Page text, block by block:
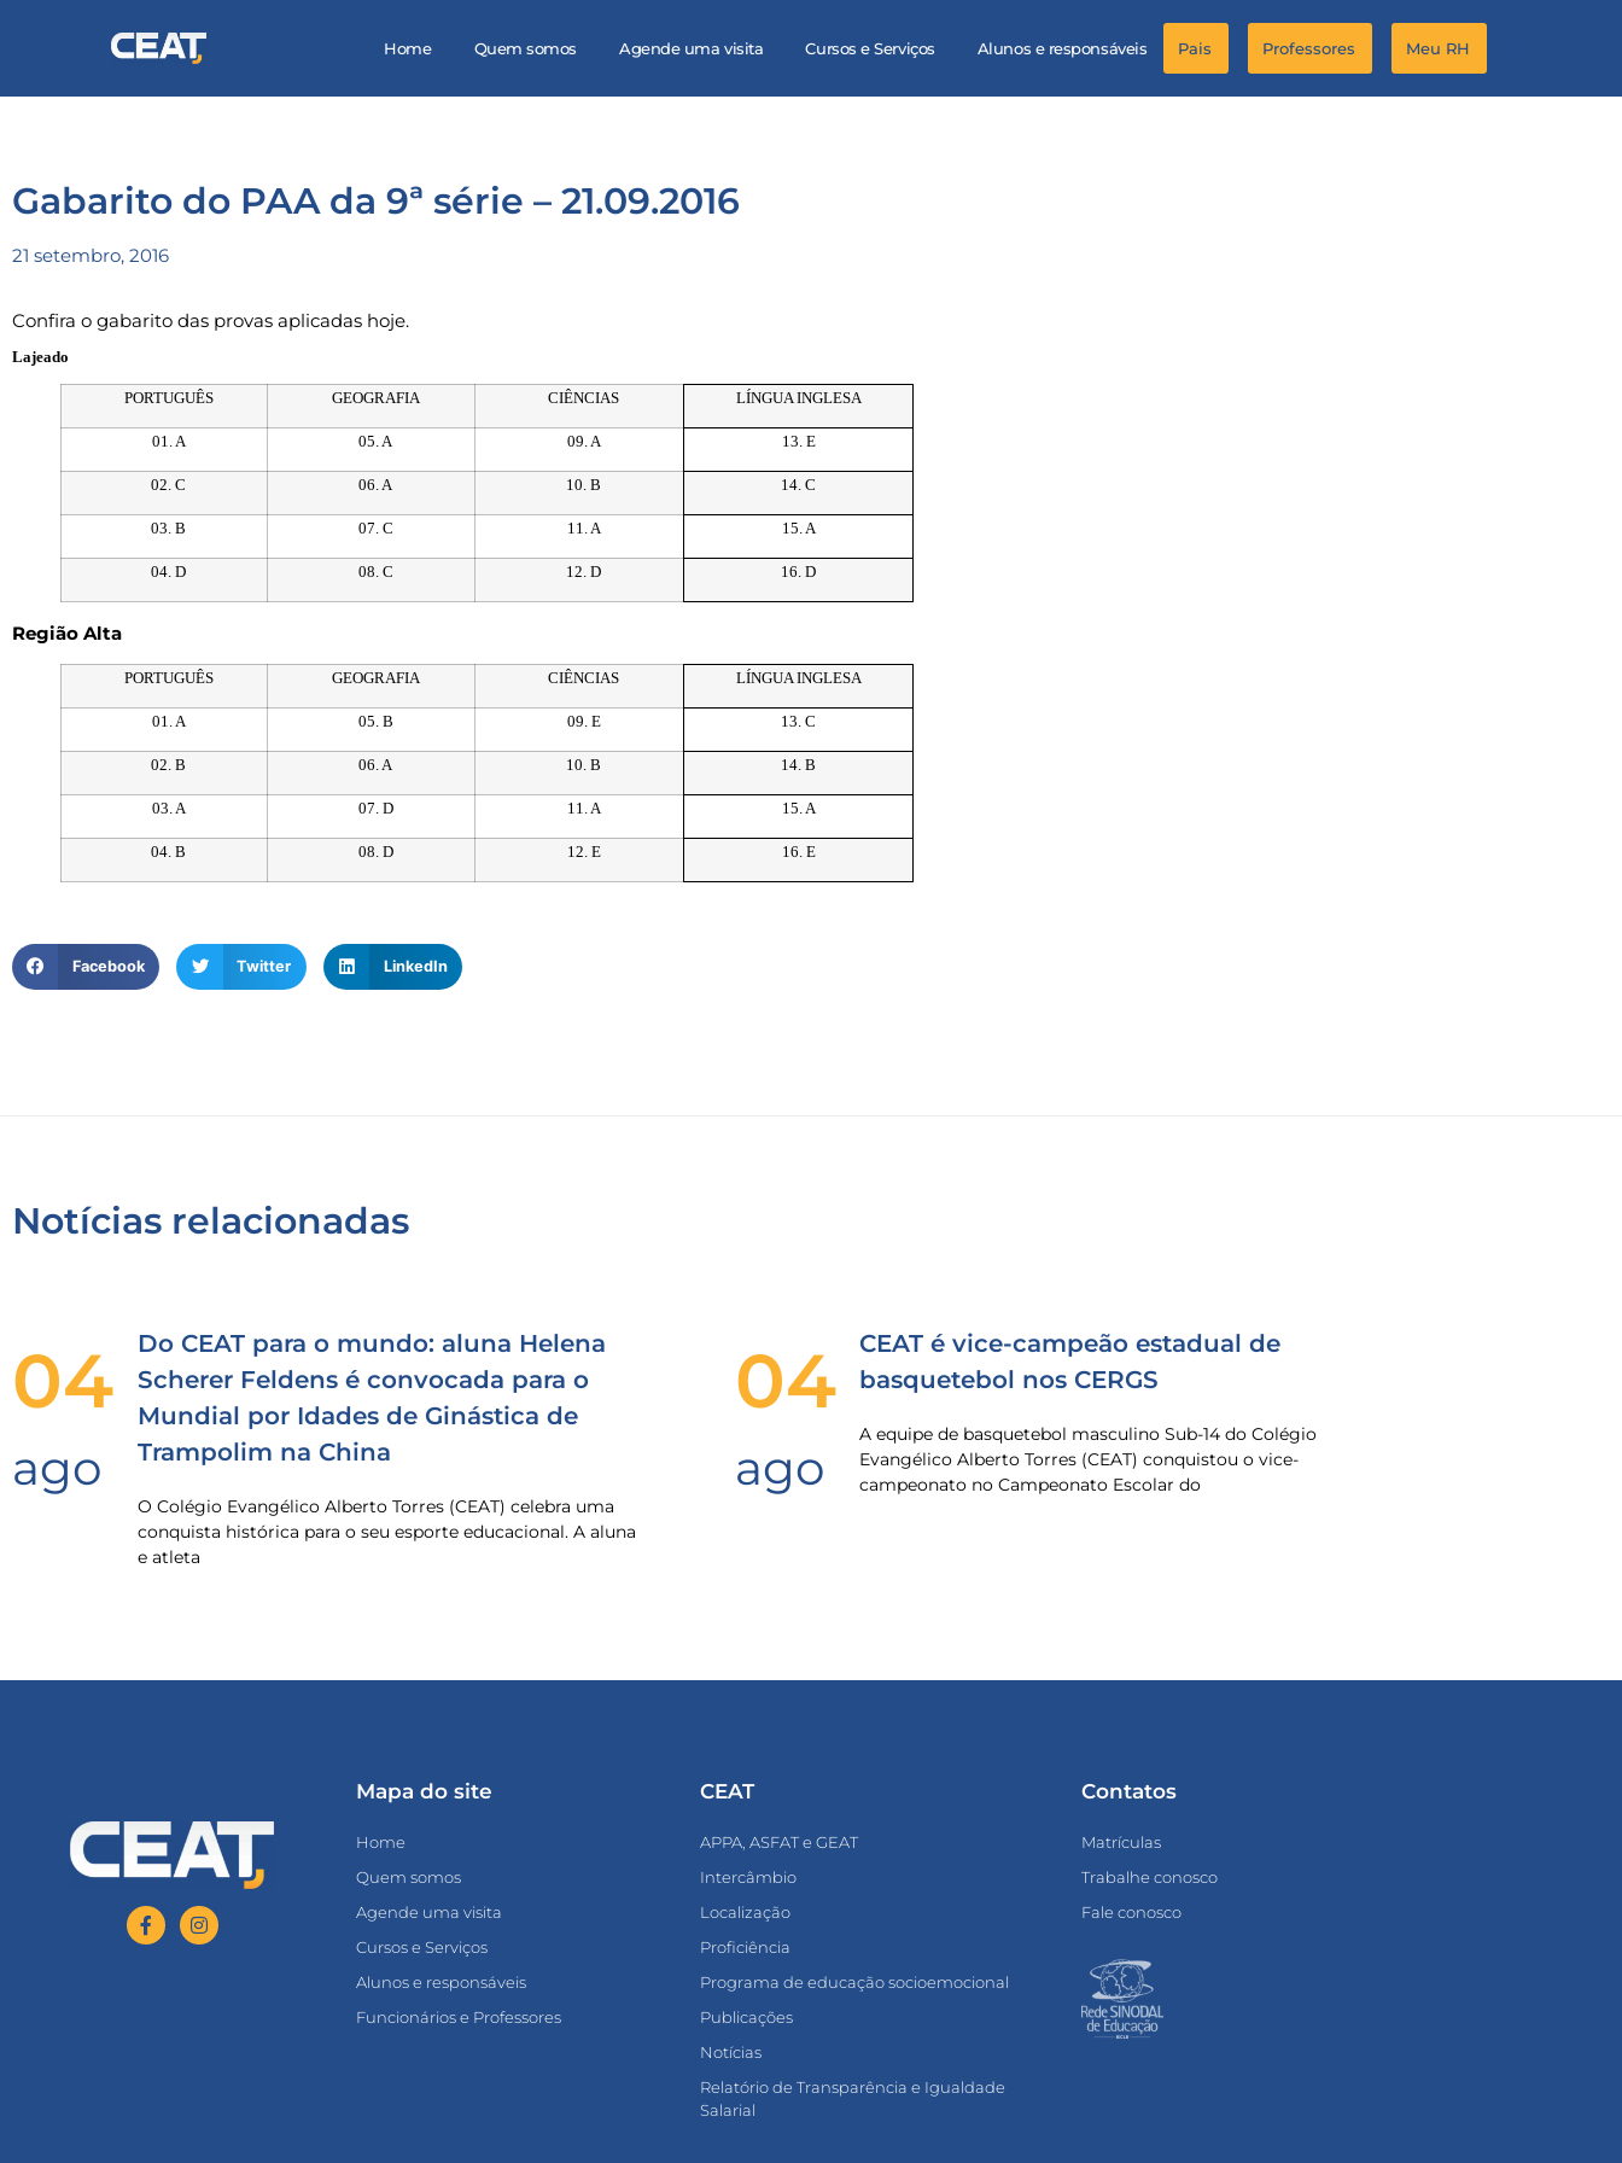
Home Quem somos Agende uma visita Cursos e Serviços Alunos e responsáveis Pais Professores Meu RH
Gabarito do PAA da 9ª série – 21.09.2016
21 setembro, 2016
Confira o gabarito das provas aplicadas hoje.
Lajeado
PORTUGUÊS GEOGRAFIA CIÊNCIAS LÍNGUA INGLESA
01. A 05. A 09. A 13. E
02. C 06. A 10. B 14. C
03. B 07. C 11. A 15. A
04. D 08. C 12. D 16. D
Região Alta
PORTUGUÊS GEOGRAFIA CIÊNCIAS LÍNGUA INGLESA
01. A 05. B 09. E 13. C
02. B 06. A 10. B 14. B
03. A 07. D 11. A 15. A
04. B 08. D 12. E 16. E
Facebook Twitter LinkedIn
Notícias relacionadas
04
ago
Do CEAT para o mundo: aluna Helena
Scherer Feldens é convocada para o
Mundial por Idades de Ginástica de
Trampolim na China
O Colégio Evangélico Alberto Torres (CEAT) celebra uma
conquista histórica para o seu esporte educacional. A aluna
e atleta
04
ago
CEAT é vice-campeão estadual de
basquetebol nos CERGS
A equipe de basquetebol masculino Sub-14 do Colégio
Evangélico Alberto Torres (CEAT) conquistou o vice-
campeonato no Campeonato Escolar do
Mapa do site
Home
Quem somos
Agende uma visita
Cursos e Serviços
Alunos e responsáveis
Funcionários e Professores
CEAT
APPA, ASFAT e GEAT
Intercâmbio
Localização
Proficiência
Programa de educação socioemocional
Publicações
Notícias
Relatório de Transparência e Igualdade
Salarial
Contatos
Matrículas
Trabalhe conosco
Fale conosco